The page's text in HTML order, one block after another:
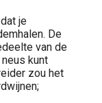
je
De
van de
kunt
zou het